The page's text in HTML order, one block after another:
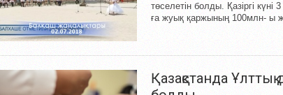
төселетін болды. Қазіргі
ға жуық қаржының 100млн- ы
Қазақстанда